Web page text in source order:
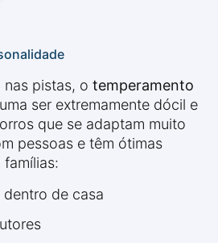
pistas, o temperamento
ser extremamente dócil e
que se adaptam muito
pessoas e têm ótimas
de casa